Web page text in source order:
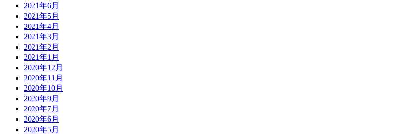
2021年6月
2021年5月
2021年4月
2021年3月
2021年2月
2021年1月
2020年12月
2020年11月
2020年10月
2020年9月
2020年7月
2020年6月
2020年5月